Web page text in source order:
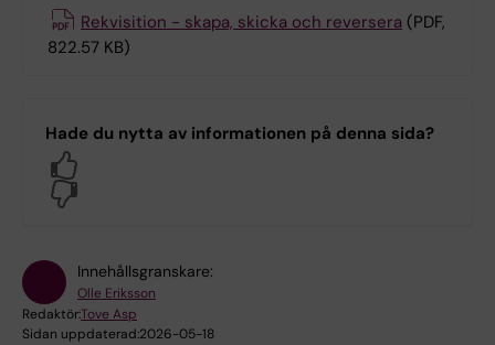
Rekvisition - skapa, skicka och reversera (PDF,
822.57 KB)
Hade du nytta av informationen på denna sida?
Innehållsgranskare:
Olle Eriksson
Redaktör:Tove Asp
Sidan uppdaterad:2026-05-18